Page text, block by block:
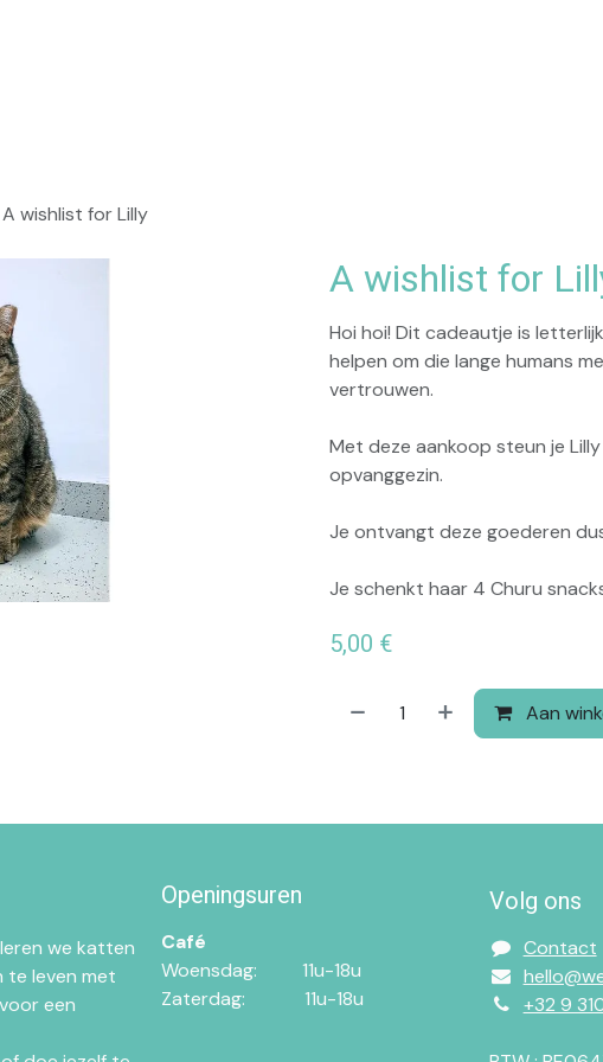
A wishlist for Lilly
A wishlist for
Hoi hoi! Dit cadeautje is
helpen om die lange humans
vertrouwen.
Met deze aankoop steun je
opvanggezin.
Je ontvangt deze goederen
Je schenkt haar 4 Churu
5,00 €
Aan
we katten
te leven met
een
Volg ons
Contact
+32 9
Openingsuren
Café
Woensdag:​​
11u-18u
Zaterdag:​
​11u-18u